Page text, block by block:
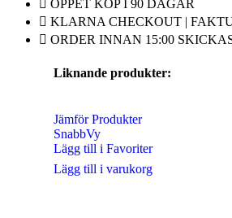
Ringar Barn
Alla Klockor
Barnsmycken
ÖPPET KÖP I 90 DAGAR
KLARNA CHECKOUT |
ORDER INNAN 15:00
Liknande produkter:
Jämför Produkter
SnabbVy
Lägg till i Favoriter
Lägg till i varukorg